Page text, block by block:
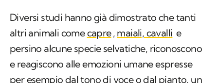
Diversi studi hanno già dimostrato che tanti
altri animali comecapre,maiali, cavallie
persino alcune specie selvatiche, riconoscono
e reagiscono alle emozioni umane espresse